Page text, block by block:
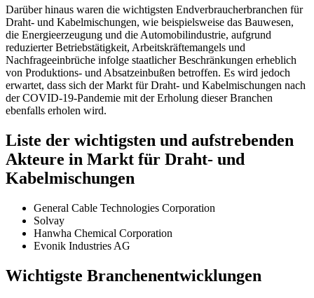
Darüber hinaus waren die wichtigsten Endverbraucherbranchen für
Draht- und Kabelmischungen, wie beispielsweise das Bauwesen,
die Energieerzeugung und die Automobilindustrie, aufgrund
reduzierter Betriebstätigkeit, Arbeitskräftemangels und
Nachfrageeinbrüche infolge staatlicher Beschränkungen erheblich
von Produktions- und Absatzeinbußen betroffen. Es wird jedoch
erwartet, dass sich der Markt für Draht- und Kabelmischungen nach
der COVID-19-Pandemie mit der Erholung dieser Branchen
ebenfalls erholen wird.
Liste der wichtigsten und aufstrebenden
Akteure in Markt für Draht- und
Kabelmischungen
General Cable Technologies Corporation
Solvay
Hanwha Chemical Corporation
Evonik Industries AG
Wichtigste Branchenentwicklungen